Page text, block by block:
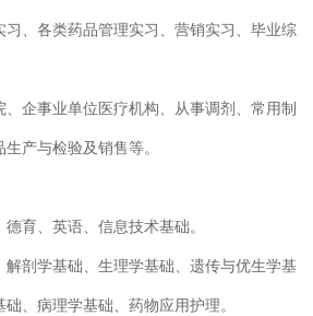
习、各类药品管理实习、营销实习、毕业综
、企事业单位医疗机构、从事调剂、常用制
产与检验及销售等。
德育、英语、信息技术基础。
解剖学基础、生理学基础、遗传与优生学基
、病理学基础、药物应用护理。